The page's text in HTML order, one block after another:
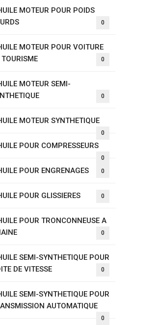
MOTEUR POUR POIDS
0
MOTEUR POUR VOITURE
TOURISME
0
MOTEUR SEMI-
0
MOTEUR SYNTHETIQUE
0
POUR COMPRESSEURS
0
POUR ENGRENAGES 0
POUR GLISSIERES 0
POUR TRONCONNEUSE A
0
SEMI-SYNTHETIQUE POUR
DE VITESSE
0
SEMI-SYNTHETIQUE POUR
AUTOMATIQUE
0